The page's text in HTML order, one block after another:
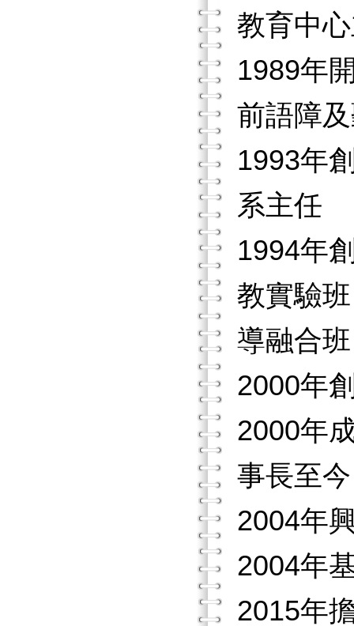
教育中
1989年
前語障
1993年
系主任
1994年
教實驗
導融合班
2000年
2000年
事長至今
2004年
2004年
2015年